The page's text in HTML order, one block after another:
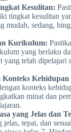
Kesulitan:
tingkat kesulitan
mudah, sedang,
Kurikulum:
yang berlaku
yang telah dipelajari
Konteks
konteks
minat dan
yang Jelas dan
jelas, tepat, dan